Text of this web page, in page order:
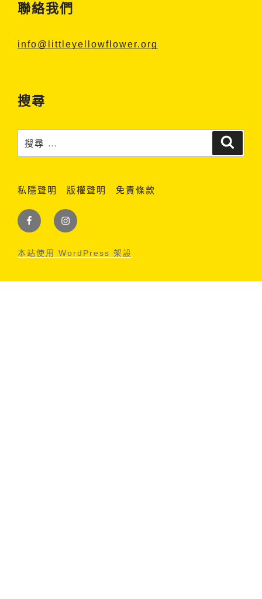
聯絡我們
info@littleyellowflower.org
搜尋
尋：
私隱聲明 版權聲明 免責條款
FacebookInstagram
本站使用 WordPress 架設